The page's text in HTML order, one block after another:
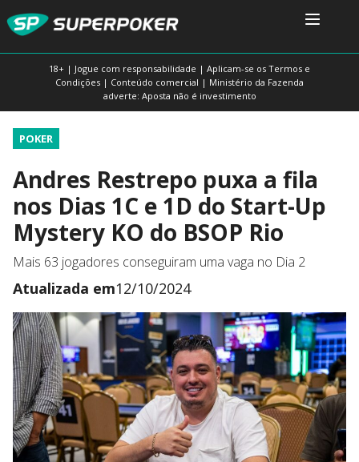
18+ | Jogue com responsabilidade | Aplicam-se os Termos e
Condições | Conteúdo comercial | Ministério da Fazenda
adverte: Aposta não é investimento
POKER
Andres Restrepo puxa a fila
nos Dias 1C e 1D do Start-Up
Mystery KO do BSOP Rio
Mais 63 jogadores conseguiram uma vaga no Dia 2
Atualizada em12/10/2024